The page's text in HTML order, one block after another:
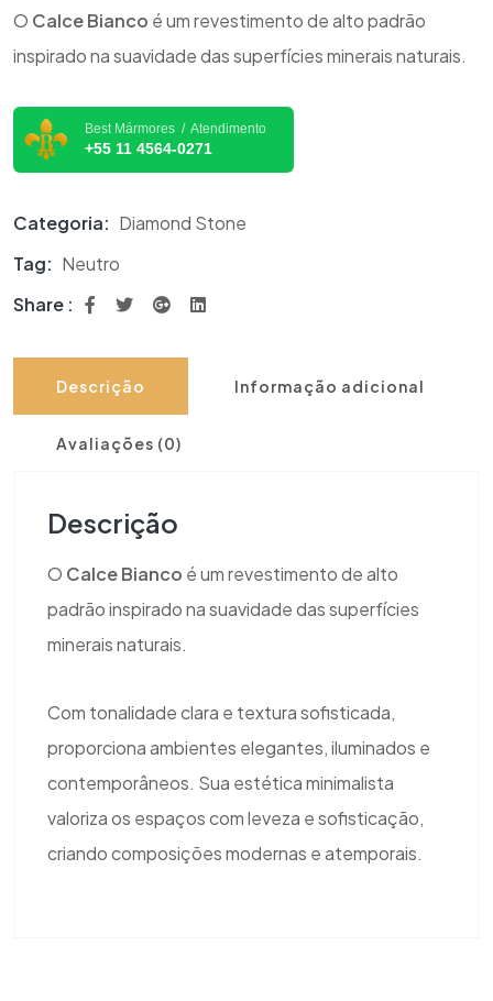
O Calce Bianco é um revestimento de alto padrão
inspirado na suavidade das superfícies minerais naturais.
Best Mármores / Atendimento
+55 11 4564-0271
Categoria: Diamond Stone
Tag: Neutro
Share :
Descrição Informação adicional
Avaliações (0)
Descrição
O Calce Bianco é um revestimento de alto
padrão inspirado na suavidade das superfícies
minerais naturais.
Com tonalidade clara e textura sofisticada,
proporciona ambientes elegantes, iluminados e
contemporâneos. Sua estética minimalista
valoriza os espaços com leveza e sofisticação,
criando composições modernas e atemporais.